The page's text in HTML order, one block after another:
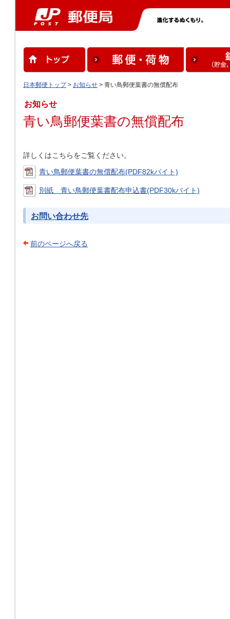
日本郵便トップ> お知らせ > 青い鳥郵便葉書の無償配布
お知らせ
青い鳥郵便葉書の無償配布
詳しくはこちらをご覧ください。
青い鳥郵便葉書の無償配布(PDF82kバイト)
別紙 青い鳥郵便葉書配布申込書(PDF30kバイト)
お問い合わせ先
前のページへ戻る